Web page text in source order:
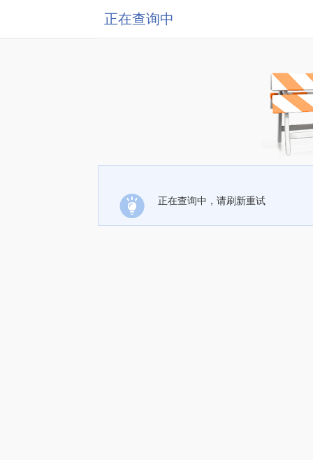
正在查询中
正在查询中，请刷新重试